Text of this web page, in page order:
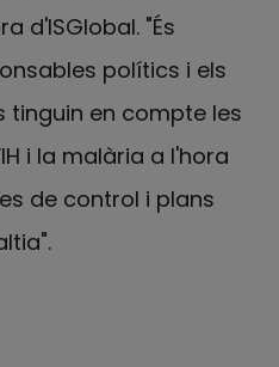
d'ISGlobal. "És
polítics i els
tinguin en compte les
i la malària a l'hora
de control i plans